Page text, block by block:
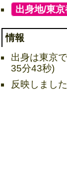
出身地/東京
情報
出身は東京
35分43秒)
反映しまし